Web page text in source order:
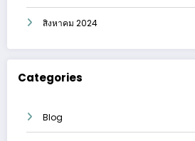
สิงหาคม 2024
Categories
Blog